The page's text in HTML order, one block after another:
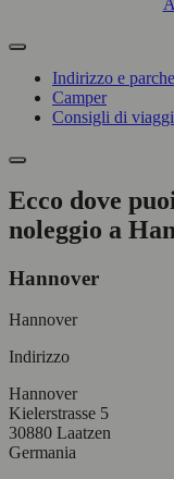
Indirizzo e
Camper
Consigli di
Ecco dove
noleggio a
Hannover
Hannover
Indirizzo
Hannover
Kielerstrasse 5
30880 Laatzen
Germania